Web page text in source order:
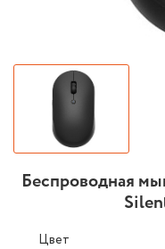
Беспроводная
Цвет